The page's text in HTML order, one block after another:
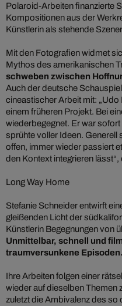
Polaroid-Arbeiten finanzierte
Kompositionen aus der
Künstlerin als stehende
Mit den Fotografien widmet
Mythos des amerikanischen
schweben zwischen
Auch der deutsche
cineastischer Arbeit mit:
einem früheren Projekt. Bei
wiederbegegnet. Er war
sprühte voller Ideen. Generell
offen, immer wieder passiert
den Kontext integrieren
Long Way Home
Stefanie Schneider entwirft
gleißenden Licht der
Künstlerin Begegnungen von
Unmittelbar, schnell und
traumversunkene Episoden.
Ihre Arbeiten folgen einer
wieder auf dieselben Themen
zuletzt die Ambivalenz des so